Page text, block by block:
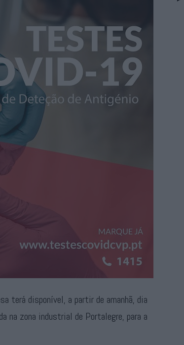
terá disponível, a partir de amanhã, dia
na zona industrial de Portalegre, para a